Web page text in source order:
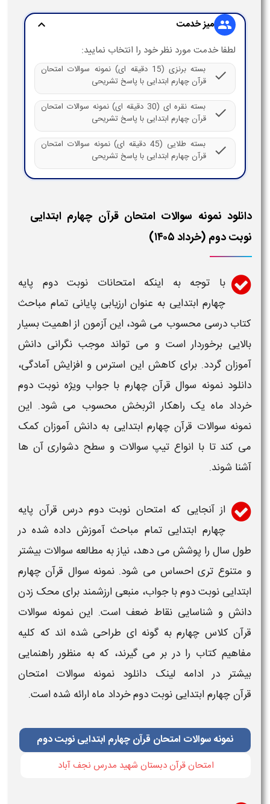
group میز خدمت expand_more
لطفا خدمت مورد نظر خود را انتخاب نمایید:
check
بسته برنزی (15 دقیقه ای) نمونه سوالات امتحان
قرآن چهارم ابتدایی با پاسخ تشریحی
check
بسته نقره ای (30 دقیقه ای) نمونه سوالات امتحان
قرآن چهارم ابتدایی با پاسخ تشریحی
check
بسته طلایی (45 دقیقه ای) نمونه سوالات امتحان
قرآن چهارم ابتدایی با پاسخ تشریحی
دانلود نمونه سوالات امتحان قرآن چهارم ابتدایی
نوبت دوم (خرداد ۱۴۰۵)
با توجه به اینکه امتحانات نوبت دوم پایه
چهارم ابتدایی به عنوان ارزیابی پایانی تمام مباحث
کتاب درسی محسوب می شود، این آزمون از اهمیت بسیار
بالایی برخوردار است و می تواند موجب نگرانی دانش
آموزان گردد. برای کاهش این استرس و افزایش آمادگی،
دانلود نمونه سوال قرآن چهارم با جواب ویژه نوبت دوم
خرداد ماه یک راهکار اثربخش محسوب می شود. این
نمونه سوالات قرآن چهارم ابتدایی به دانش آموزان کمک
می کند تا با انواع تیپ سوالاتو سطح دشواری آن ها
آشنا شوند.
از آنجایی که امتحان نوبت دوم درس قرآن پایه
چهارم ابتدایی تمام مباحث آموزش داده شده در
طول سال را پوشش می دهد، نیاز به مطالعه سوالات بیشتر
و متنوع تری احساس می شود. نمونه سوال قرآن چهارم
ابتدایی نوبت دوم با جواب، منبعی ارزشمند برای محک زدن
دانش و شناسایی نقاط ضعف است. این نمونه سوالات
قرآن کلاس چهارمبه گونه ای طراحی شده اند که کلیه
مفاهیم کتاب را در بر می گیرند، که به منظور راهنمایی
بیشتر در ادامه لینک دانلود نمونه سوالات امتحان
قرآن چهارم ابتدایی نوبت دوم خرداد ماهارائه شده است.
نمونه سوالات امتحان قرآن چهارم ابتدایی نوبت دوم
امتحان قرآن دبستان شهید مدرس نجف آباد